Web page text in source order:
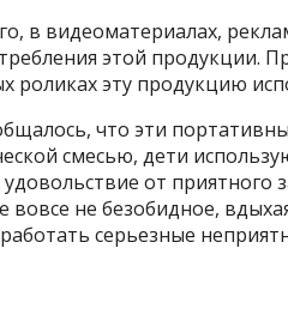
в видеоматериалах,
этой продукции.
роликах эту продукцию
что эти
смесью, дети
от приятного
вовсе не безобидное,
серьезные